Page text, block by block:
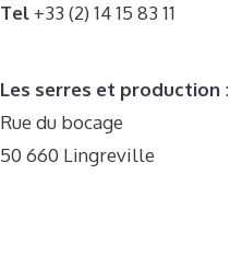
Tel+33 (2) 14 15 83 11
Les serres et production:
Rue du bocage
50 660 Lingreville